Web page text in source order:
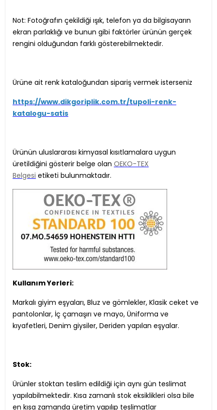
Not: Fotoğrafın çekildiği ışık, telefon ya da bilgisayarın
ekran parlaklığı ve bunun gibi faktörler ürünün gerçek
rengini olduğundan farklı gösterebilmektedir.
Ürüne ait renk kataloğundan sipariş vermek isterseniz
https://www.dikgoriplik.com.tr/tupoli-renk-
katalogu-satis
Ürünün uluslararası kimyasal kısıtlamalara uygun
üretildiğini gösterir belge olan OEKO-TEX
Belgesi etiketi bulunmaktadır.
Kullanım Yerleri:
Markalı giyim eşyaları, Bluz ve gömlekler, Klasik ceket ve
pantolonlar, İç çamaşırı ve mayo, Üniforma ve
kıyafetleri, Denim giysiler, Deriden yapılan eşyalar.
Stok:
Ürünler stoktan teslim edildiği için aynı gün teslimat
yapılabilmektedir. Kısa zamanlı stok eksiklikleri olsa bile
en kısa zamanda üretim yapılıp teslimatlar